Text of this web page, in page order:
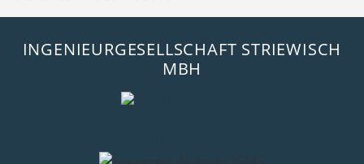
INGENIEURGESELLSCHAFT STRIEWISCH
MBH